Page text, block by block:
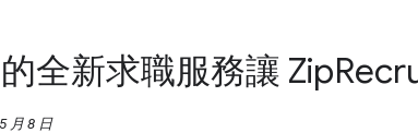
的全新求職服務讓 Zip
月 8 日